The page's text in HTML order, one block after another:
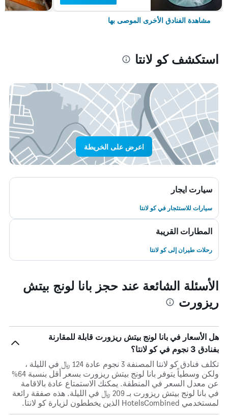
مشاهدة الفنادق الأخرى الموصى بها
استكشف كو لانتا
اعرض على الخريطة
سيارت ايجار
سيارات للاستئجار في كو لانتا
المطارات القريبة
رحلات طيران إلى كو لانتا
الأسئلة الشائعة عند حجز بانا لونج بيتش
ريزورت
هل الأسعار في بانا لونج بيتش ريزورت قابلة للمقارنة
بفنادق 3 نجوم في كو لانتا؟
تكلف فنادق كو لانتا المصنفة 3 نجوم عادة 124 ﷼ في الليلة ،
ولكن وسطياً يتوفر بانا لونج بيتش ريزورت بسعر أقل بنسبة 64%
عن معدل السعر في المنطقة. يمكنك الاستمتاع عادة بالاقامة
في بانا لونج بيتش ريزورت بـ 209 ﷼ في الليلة. هذه صفقة رائعة
لمستخدمي HotelsCombined الذين يخططون لزيارة كو لانتا.